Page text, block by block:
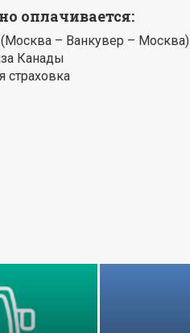
оплачивается:
– Ванкувер – Москва)
Канады
страховка